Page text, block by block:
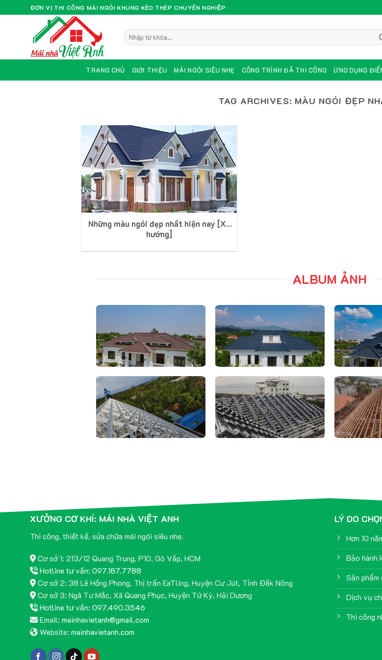
to
ĐƠN VỊ THI CÔNG MÁI NGÓI KHUNG KÈO THÉP CHUYÊN NGHIỆP
TRANG CHỦ GIỚI THIỆU MÁI NGÓI SIÊU NHẸ CÔNG TRÌNH ĐÃ THI CÔNG ỨNG DỤNG
TAG ARCHIVES: MÀU NGÓI ĐẸP
Những màu ngói đẹp nhất hiện nay [Xu
hướng]
ALBUM ẢNH
XƯỞNG CƠ KHÍ: MÁI NHÀ VIỆT ANH
Thi công, thiết kế, sửa chữa mái ngói siêu nhẹ.
Cơ sở 1: 213/12 Quang Trung, P10, Gò Vấp, HCM
Hotline tư vấn: 097.187.7788
Cơ sở 2: 38 Lê Hồng Phong, Thị trấn EaTling, Huyện Cư Jút, Tỉnh Đắk Nông
Cơ sở 3: Ngã Tư Mắc, Xã Quang Phục, Huyện Tứ Kỳ, Hải Dương
Hotline tư vấn: 097.490.3546
Email: mainhavietanh@gmail.com
Website: mainhavietanh.com
LÝ DO
Hơn 10
Bảo hành
Sản phẩm
Dịch vụ
Thi công